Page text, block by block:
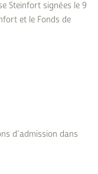
Steinfort signées le 9
et le Fonds de
d’admission dans